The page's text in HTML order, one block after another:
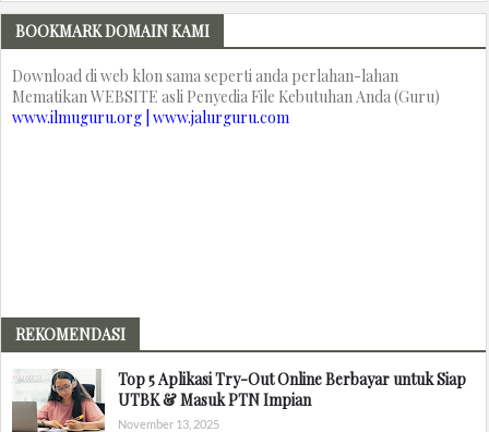
BOOKMARK DOMAIN KAMI
Download di web klon sama seperti anda perlahan-lahan
Mematikan WEBSITE asli Penyedia File Kebutuhan Anda (Guru)
www.ilmuguru.org | www.jalurguru.com
REKOMENDASI
Top 5 Aplikasi Try-Out Online Berbayar untuk Siap
UTBK & Masuk PTN Impian
November 13, 2025